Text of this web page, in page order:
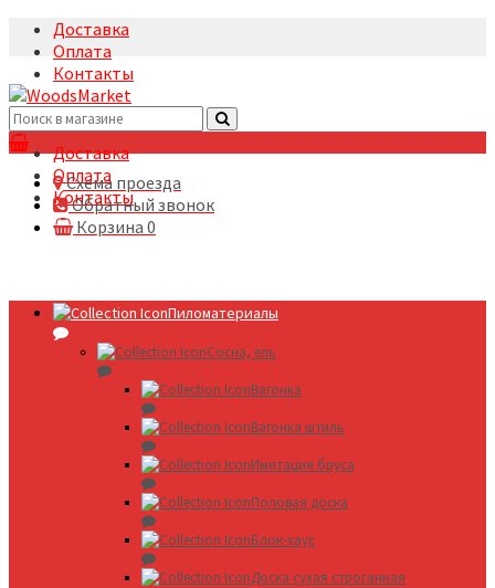
Доставка
Оплата
Контакты
+7(495)5322633
Доставка
Оплата
Контакты
Схема проезда
Обратный звонок
Корзина 0
Пиломатериалы
Сосна, ель
Вагонка
Вагонка штиль
Имитация бруса
Половая доска
Блок-хаус
Доска сухая строганная